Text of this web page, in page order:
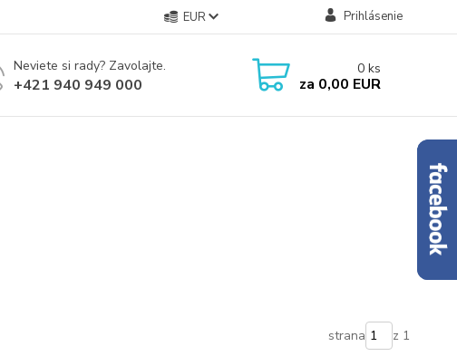
EUR Prihlásenie
Neviete si rady? Zavolajte.
+421 940 949 000
0 ks
za 0,00 EUR
strana z 1